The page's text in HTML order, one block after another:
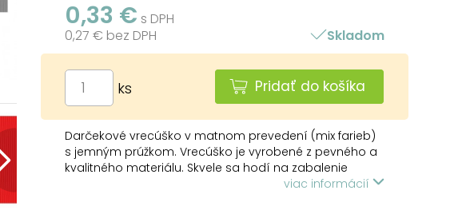
0,33 € s DPH
0,27 € bez DPH
Skladom
ks Pridať do košíka
Darčekové vrecúško v matnom prevedení (mix farieb)
s jemným prúžkom. Vrecúško je vyrobené z pevného a
kvalitného materiálu. Skvele sa hodí na zabalenie
drobných darčekov. Vrecúško môžete uzavrieť
viac informácií